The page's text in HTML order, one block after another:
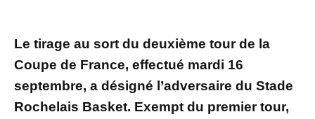
Le tirage au sort du deuxième tour de la
Coupe de France, effectué mardi 16
septembre, a désigné l’adversaire du Stade
Rochelais Basket. Exempt du premier tour,